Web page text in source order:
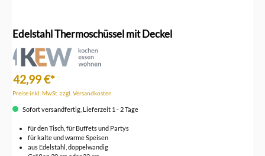
Edelstahl Thermoschüssel mit Deckel
42,99 €*
Preise inkl. MwSt. zzgl. Versandkosten
Sofort versandfertig, Lieferzeit 1 - 2 Tage
für den Tisch, für Buffets und Partys
für kalte und warme Speisen
aus Edelstahl, doppelwandig